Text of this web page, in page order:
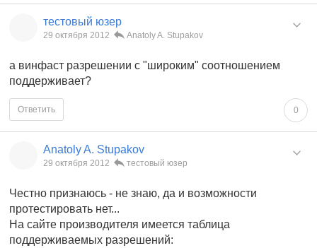
тестовый юзер
29 октября 2012 Anatoly A. Stupakov
а винфаст разрешении с "широким" соотношением
поддерживает?
0
Ответить
Anatoly A. Stupakov
29 октября 2012 тестовый юзер
Честно признаюсь - не знаю, да и возможности
протестировать нет...
На сайте производителя имеется таблица
поддерживаемых разрешений: